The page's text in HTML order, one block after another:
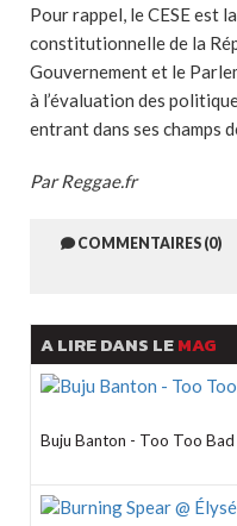
Pour rappel, le CESE est
constitutionnelle de la
Gouvernement et le
à l’évaluation des
entrant dans ses champs
Par Reggae.fr
COMMENTAIRES (0)
A LIRE DANS LEMAG
Buju Banton - Too Too Bad